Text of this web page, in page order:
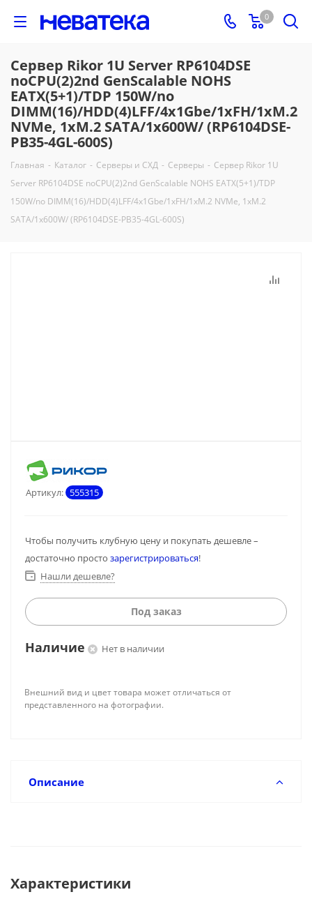
0
Сервер Rikor 1U Server RP6104DSE
noCPU(2)2nd GenScalable NOHS
EATX(5+1)/TDP 150W/no
DIMM(16)/HDD(4)LFF/4x1Gbe/1xFH/1xM.2
NVMe, 1xM.2 SATA/1x600W/ (RP6104DSE-
PB35-4GL-600S)
Главная - Каталог - Серверы и СХД - Серверы - Сервер Rikor 1U
Server RP6104DSE noCPU(2)2nd GenScalable NOHS EATX(5+1)/TDP
150W/no DIMM(16)/HDD(4)LFF/4x1Gbe/1xFH/1xM.2 NVMe, 1xM.2
SATA/1x600W/ (RP6104DSE-PB35-4GL-600S)
Артикул: 555315
Чтобы получить клубную цену и покупать дешевле –
достаточно просто зарегистрироваться!
Нашли дешевле?
Под заказ
Наличие Нет в наличии
Внешний вид и цвет товара может отличаться от
представленного на фотографии.
Описание
Характеристики